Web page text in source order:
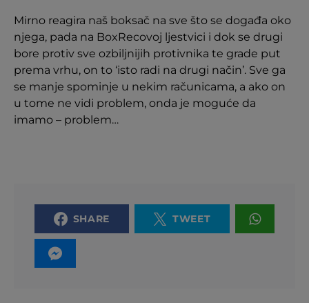
Mirno reagira naš boksač na sve što se događa oko
njega, pada na BoxRecovoj ljestvici i dok se drugi
bore protiv sve ozbiljnijih protivnika te grade put
prema vrhu, on to ‘isto radi na drugi način’. Sve ga
se manje spominje u nekim računicama, a ako on
u tome ne vidi problem, onda je moguće da
imamo – problem…
SHARE TWEET